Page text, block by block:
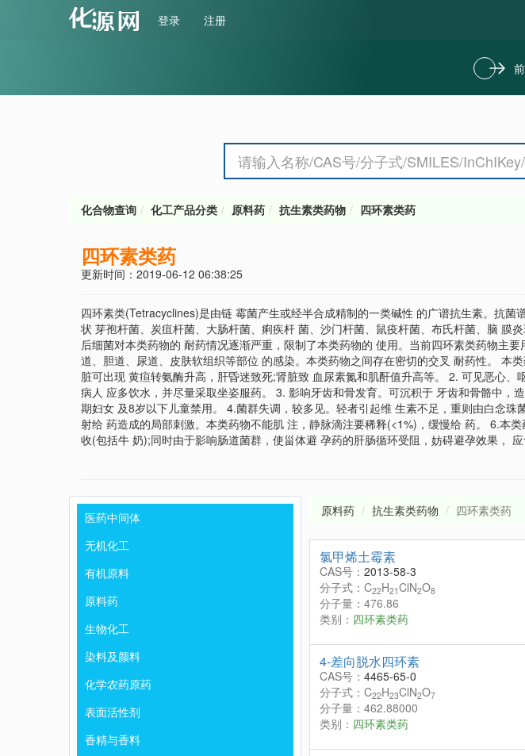
登录 注册
化合物查询 化工产品分类 原料药 抗生素类药物 四环素类药
四环素类药
更新时间：2019-06-12 06:38:25
四环素类(Tetracyclines)是由链 霉菌产生或经半合成精制的一类碱性 的广谱抗生素。抗
状 芽孢杆菌、炭疽杆菌、大肠杆菌、痢疾杆 菌、沙门杆菌、鼠疫杆菌、布氏杆菌、脑
后细菌对本类药物的 耐药情况逐渐严重，限制了本类药物的 使用。当前四环素类药物主
道、胆道、尿道、皮肤软组织等部位 的感染。本类药物之间存在密切的交叉 耐药性。
脏可出现 黄疸转氨酶升高，肝昏迷致死;肾脏致 血尿素氮和肌酐值升高等。 2. 可见恶心
病人 应多饮水，并尽量采取坐姿服药。 3. 影响牙齿和骨发育。可沉积于 牙齿和骨骼中
期妇女 及8岁以下儿童禁用。 4.菌群失调，较多见。轻者引起维 生素不足，重则由白念
射给 药造成的局部刺激。本类药物不能肌 注，静脉滴注要稀释(<1%)，缓慢给 药。 6.本
收(包括牛 奶);同时由于影响肠道菌群，使甾体避 孕药的肝肠循环受阻，妨碍避孕效果， 应
医药中间体
无机化工
有机原料
原料药
生物化工
染料及颜料
化学农药原药
表面活性剂
香精与香料
原料药 抗生素类药物 四环素类药
氯甲烯土霉素
CAS号： 2013-58-3
分子式：C22H21ClN2O8
分子量：476.86
类别： 四环素类药
4-差向脱水四环素
CAS号： 4465-65-0
分子式：C22H23ClN2O7
分子量：462.88000
类别： 四环素类药